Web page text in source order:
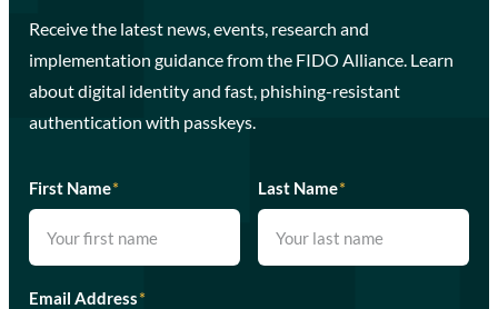
Receive the latest news, events, research and
implementation guidance from the FIDO Alliance. Learn
about digital identity and fast, phishing-resistant
authentication with passkeys.
First Name* Last Name*
Email Address*